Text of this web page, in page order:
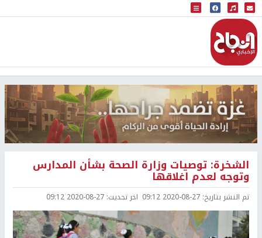
البث المباشر
إذاعة النجاح
الشخرة: توصيات وزارة الصحة بشأن المدارس
وتوجه لعدم اغلاقها
تم النشر بتاريخ: 2020-08-27 09:12 اخر تحديث: 2020-08-27 09:12